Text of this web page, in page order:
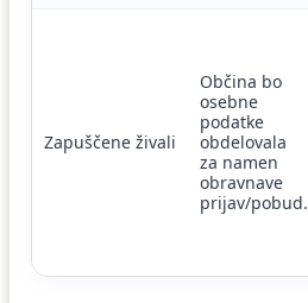
Zapuščene živali
Občina bo
osebne
podatke
obdelovala
za namen
obravnave
prijav/pobud.